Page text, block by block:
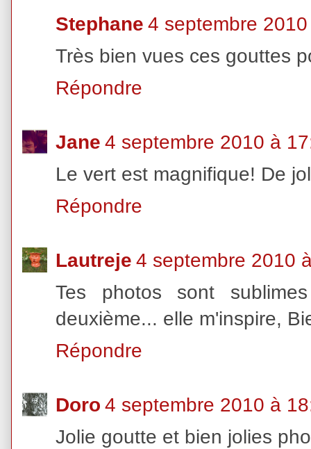
Stephane 4 septembre
Très bien vues ces gouttes
Répondre
Jane 4 septembre 2010 à
Le vert est magnifique! De
Répondre
Lautreje 4 septembre 2010
Tes photos sont
deuxième... elle m'inspire,
Répondre
Doro 4 septembre 2010 à
Jolie goutte et bien jolies